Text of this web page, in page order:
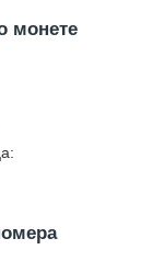
монете